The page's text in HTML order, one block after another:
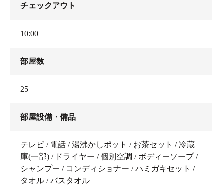
チェックアウト
10:00
部屋数
25
部屋設備・備品
テレビ / 電話 / 湯沸かしポット / お茶セット / 冷蔵
庫(一部) / ドライヤー / 個別空調 / ボディーソープ /
シャンプー / コンディショナー / ハミガキセット /
タオル / バスタオル